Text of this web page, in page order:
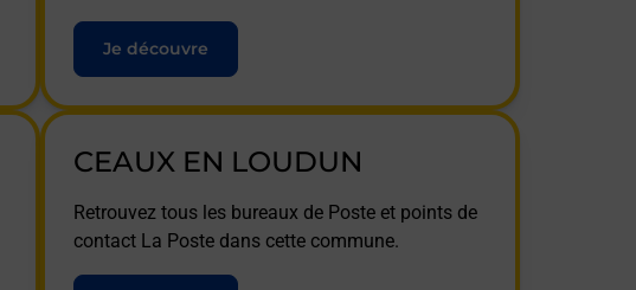
Je découvre
CEAUX EN LOUDUN
Retrouvez tous les bureaux de Poste et points de
contact La Poste dans cette commune.